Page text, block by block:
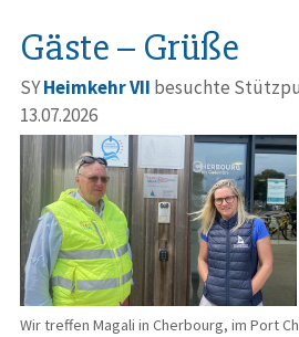
Gäste – Grüße
SYHeimkehr VII besuchte
13.07.2026
Wir treffen Magali in Cherbourg, im Port